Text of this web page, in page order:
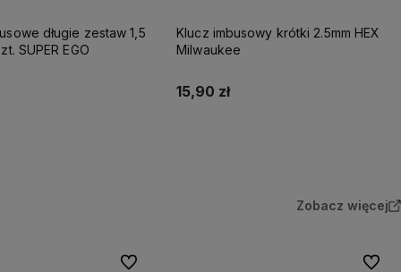
długie zestaw 1,5
SUPER EGO
Klucz imbusowy krótki 2.5mm HEX
Milwaukee
15,90 zł
Zobacz więcej
Do ulubionych Do